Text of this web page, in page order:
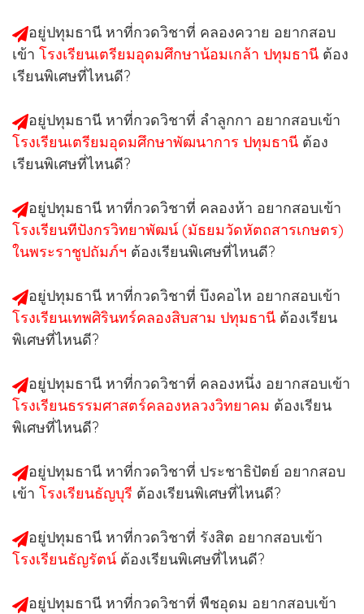
อยู่ปทุมธานี หาที่กวดวิชาที่ คลองควาย อยากสอบ
เข้า โรงเรียนเตรียมอุดมศึกษาน้อมเกล้า ปทุมธานี ต้อง
เรียนพิเศษที่ไหนดี?
อยู่ปทุมธานี หาที่กวดวิชาที่ ลำลูกกา อยากสอบเข้า
โรงเรียนเตรียมอุดมศึกษาพัฒนาการ ปทุมธานี ต้อง
เรียนพิเศษที่ไหนดี?
อยู่ปทุมธานี หาที่กวดวิชาที่ คลองห้า อยากสอบเข้า
โรงเรียนทีปังกรวิทยาพัฒน์ (มัธยมวัดหัตถสารเกษตร)
ในพระราชูปถัมภ์ฯ ต้องเรียนพิเศษที่ไหนดี?
อยู่ปทุมธานี หาที่กวดวิชาที่ บึงคอไห อยากสอบเข้า
โรงเรียนเทพศิรินทร์คลองสิบสาม ปทุมธานี ต้องเรียน
พิเศษที่ไหนดี?
อยู่ปทุมธานี หาที่กวดวิชาที่ คลองหนึ่ง อยากสอบเข้า
โรงเรียนธรรมศาสตร์คลองหลวงวิทยาคม ต้องเรียน
พิเศษที่ไหนดี?
อยู่ปทุมธานี หาที่กวดวิชาที่ ประชาธิปัตย์ อยากสอบ
เข้า โรงเรียนธัญบุรี ต้องเรียนพิเศษที่ไหนดี?
อยู่ปทุมธานี หาที่กวดวิชาที่ รังสิต อยากสอบเข้า
โรงเรียนธัญรัตน์ ต้องเรียนพิเศษที่ไหนดี?
อยู่ปทุมธานี หาที่กวดวิชาที่ พืชอุดม อยากสอบเข้า